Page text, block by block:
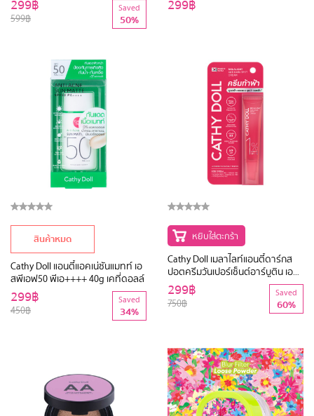
#GMM
599฿
299฿ Saved
50%
299฿
สินค้าหมด
Cathy Doll แอนตี้แอคเน่ซันแมทท์ เอ
สพีเอฟ50 พีเอ++++ 40g เคที่ดอลล์
450฿
299฿ Saved
34%
หยิบใส่ตะกร้า
Cathy Doll เมลาไลท์แอนตี้ดาร์กส
ปอตครีมวันเปอร์เซ็นต์อาร์บูติน เอส
พีเอฟ15 15ml เคที่ดอลล์
750฿
299฿ Saved
60%